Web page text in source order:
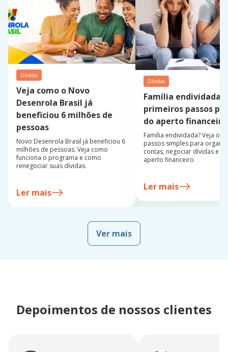
Dívidas
Veja como o Novo
Desenrola Brasil já
beneficiou 6 milhões de
pessoas
Novo Desenrola Brasil já beneficiou 6
milhões de pessoas. Veja como
funciona o programa e como
renegociar suas dívidas.
Ler mais
Dívidas
Família endividada:
primeiros passos
do aperto financeiro
Família endividada? Veja os
passos simples para
contas, negociar dívidas e
aperto financeiro.
Ler mais
Ver mais
Depoimentos de nossos clientes